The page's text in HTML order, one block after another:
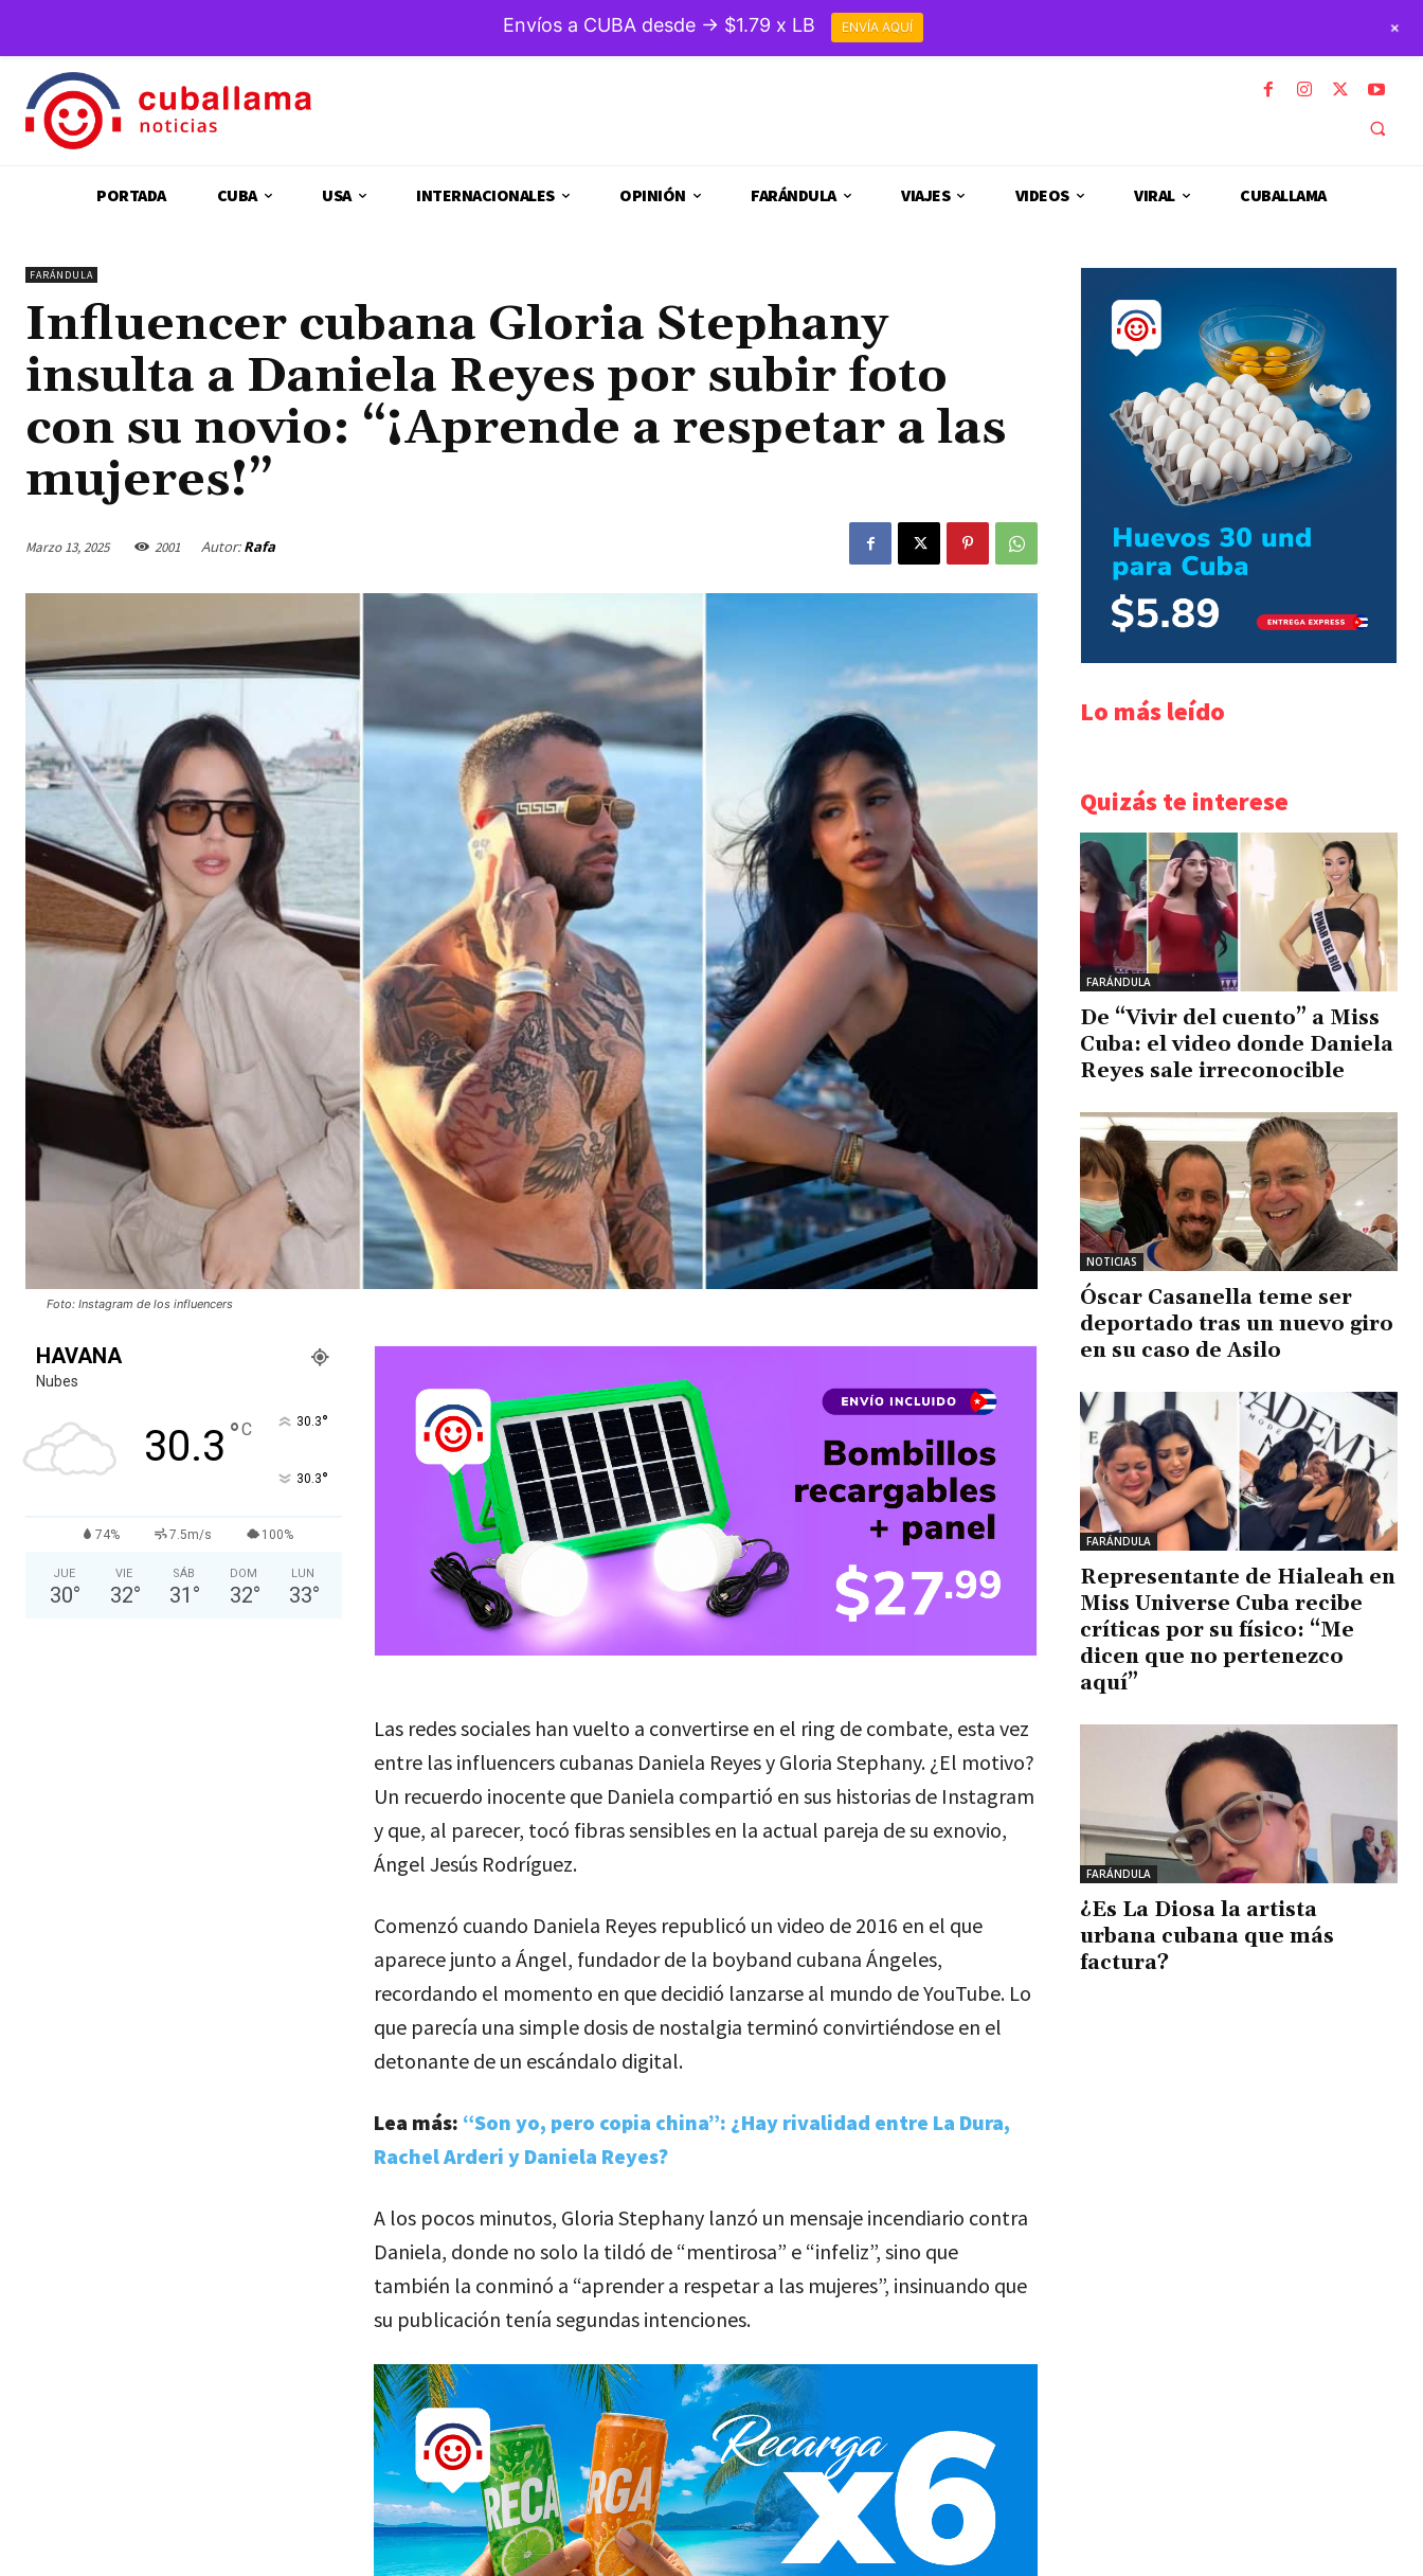
PORTADA CUBA USA INTERNACIONALES OPINIÓN FARÁNDULA VIAJES VIDEOS VIRAL CUBALLAMA
FARÁNDULA
Influencer cubana Gloria Stephany
insulta a Daniela Reyes por subir foto
con su novio: “¡Aprende a respetar a las
mujeres!”
Marzo 13, 2025 2001 Autor: Rafa
Foto: Instagram de los influencers
HAVANA
Nubes
30.3 °C 30.3°
30.3°
74% 7.5m/s 100%
JUE
30°
VIE
32°
SÁB
31 °
DOM
32°
LUN
33°
Las redes sociales han vuelto a convertirse en el ring de combate, esta vez
entre las influencers cubanas Daniela Reyes y Gloria Stephany. ¿El motivo?
Un recuerdo inocente que Daniela compartió en sus historias de Instagram
y que, al parecer, tocó fibras sensibles en la actual pareja de su exnovio,
Ángel Jesús Rodríguez.
Comenzó cuando Daniela Reyes republicó un video de 2016 en el que
aparece junto a Ángel, fundador de la boyband cubana Ángeles,
recordando el momento en que decidió lanzarse al mundo de YouTube. Lo
que parecía una simple dosis de nostalgia terminó convirtiéndose en el
detonante de un escándalo digital.
Lea más: “Son yo, pero copia china”: ¿Hay rivalidad entre La Dura,
Rachel Arderi y Daniela Reyes?
A los pocos minutos, Gloria Stephany lanzó un mensaje incendiario contra
Daniela, donde no solo la tildó de “mentirosa” e “infeliz”, sino que
también la conminó a “aprender a respetar a las mujeres”, insinuando que
su publicación tenía segundas intenciones.
Lo más leído
Quizás te interese
FARÁNDULA
De “Vivir del cuento” a Miss
Cuba: el video donde Daniela
Reyes sale irreconocible
NOTICIAS
Óscar Casanella teme ser
deportado tras un nuevo giro
en su caso de Asilo
FARÁNDULA
Representante de Hialeah en
Miss Universe Cuba recibe
críticas por su físico: “Me
dicen que no pertenezco
aquí”
FARÁNDULA
¿Es La Diosa la artista
urbana cubana que más
factura?
Envíos a CUBA desde → $1.79 x LB ENVÍA AQUÍ +